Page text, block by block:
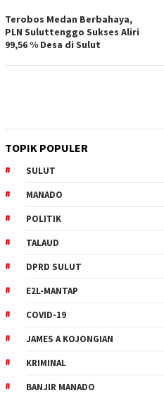
Terobos Medan Berbahaya,
PLN Suluttenggo Sukses Aliri
99,56 % Desa di Sulut
TOPIK POPULER
SULUT
MANADO
POLITIK
TALAUD
DPRD SULUT
E2L-MANTAP
COVID-19
JAMES A KOJONGIAN
KRIMINAL
BANJIR MANADO